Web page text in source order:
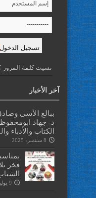
نسيت كلمة المرور
آخر الأخبار
ببالغ الأسى
د- جهاد
الكتاب والأدباء
8 سبتمبر، 2025
فخر
9 يوليو، 2025